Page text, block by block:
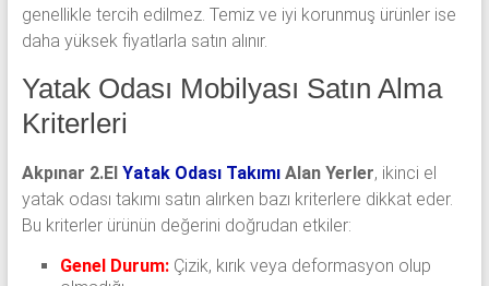
genellikle tercih edilmez. Temiz ve iyi korunmuş ürünler ise
daha yüksek fiyatlarla satın alınır.
Yatak Odası Mobilyası Satın Alma
Kriterleri
Akpınar 2.El Yatak Odası TakımıAlan Yerler, ikinci el
yatak odası takımı satın alırken bazı kriterlere dikkat eder.
Bu kriterler ürünün değerini doğrudan etkiler:
Genel Durum:Çizik, kırık veya deformasyon olup